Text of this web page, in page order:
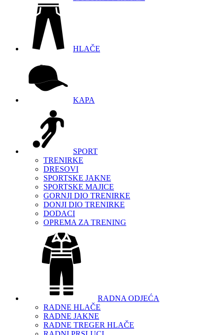
HLAČE
KAPA
SPORT
TRENIRKE
DRESOVI
SPORTSKE JAKNE
SPORTSKE MAJICE
GORNJI DIO TRENIRKE
DONJI DIO TRENIRKE
DODACI
OPREMA ZA TRENING
RADNA ODJEĆA
RADNE HLAČE
RADNE JAKNE
RADNE TREGER HLAČE